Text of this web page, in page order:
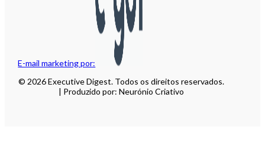
E-mail marketing por:
© 2026 Executive Digest. Todos os direitos reservados.
| Produzido por: Neurónio Criativo